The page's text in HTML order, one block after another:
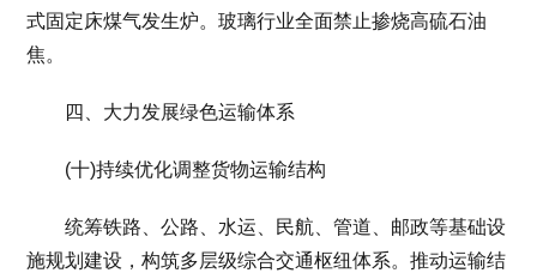
式固定床煤气发生炉。玻璃行业全面禁止掺烧高硫石油
焦。
四、大力发展绿色运输体系
(十)持续优化调整货物运输结构
统筹铁路、公路、水运、民航、管道、邮政等基础设
施规划建设，构筑多层级综合交通枢纽体系。推动运输结